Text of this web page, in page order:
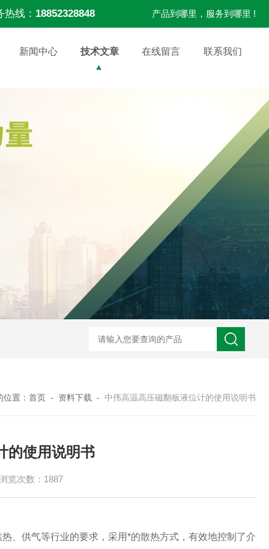
热线： 18852328848 产品到哪里，服务到哪里 !
新闻中心 技术文章 在线留言 联系我们
ZW2088卫生型压力变送器 ZW2088通用型压力变送器 ZW2088耐高
位置： 首页 - 资料下载 - 中伟高温高压磁翻板液位计的使用说明书
的使用说明书
览次数：1887
、供气等行业的要求，采用*的散热方式，有效地控制了介